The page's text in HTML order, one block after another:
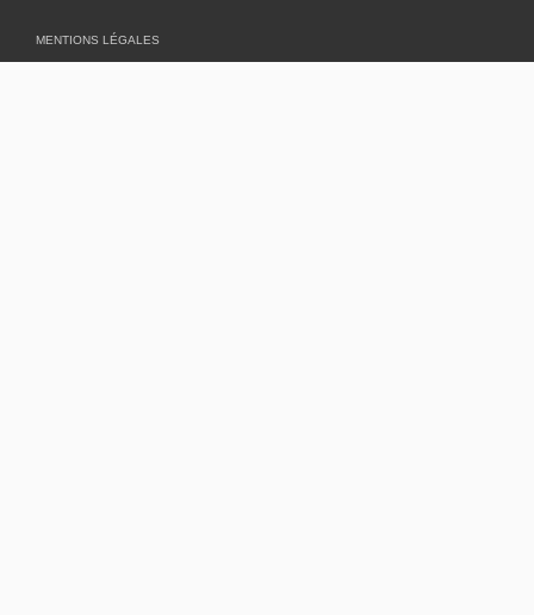
MENTIONS LÉGALES